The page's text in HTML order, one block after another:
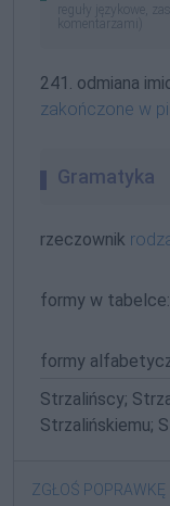
reguły językowe,
komentarzami)
241. odmiana
zakończone w
Gramatyka
rzeczownik
formy w tabelce:
formy
Strzalińscy;
Strzalińskiemu;
ZGŁOŚ POPRAWKĘ